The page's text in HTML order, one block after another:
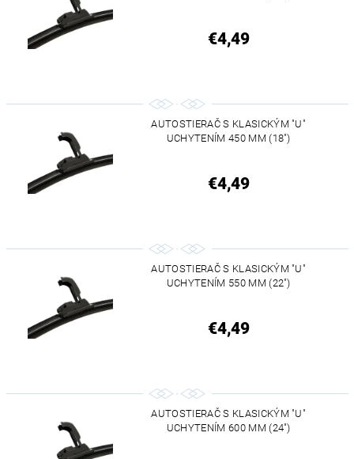
€4,49
AUTOSTIERAČ S KLASICKÝM "U"
UCHYTENÍM 450 MM (18")
€4,49
AUTOSTIERAČ S KLASICKÝM "U"
UCHYTENÍM 550 MM (22")
€4,49
AUTOSTIERAČ S KLASICKÝM "U"
UCHYTENÍM 600 MM (24")